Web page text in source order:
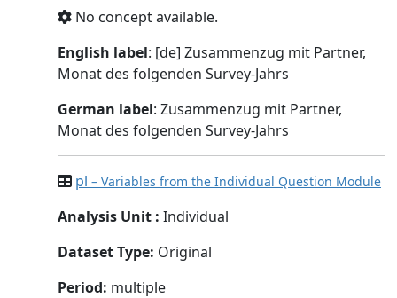
No concept available.
English label: [de] Zusammenzug mit Partner,
Monat des folgenden Survey-Jahrs
German label: Zusammenzug mit Partner,
Monat des folgenden Survey-Jahrs
pl – Variables from the Individual Question Module
Analysis Unit : Individual
Dataset Type: Original
Period: multiple